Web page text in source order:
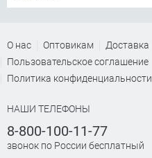
О нас Оптовикам Доставка
Пользовательское соглашение
Политика конфиденциальности
НАШИ ТЕЛЕФОНЫ
8-800-100-11-77
звонок по России бесплатный